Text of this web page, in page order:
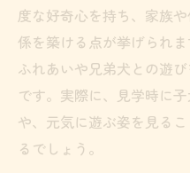
度な好奇心を持ち、家族
係を築ける点が挙げられ
ふれあいや兄弟犬との遊
です。実際に、見学時に
や、元気に遊ぶ姿を見る
るでしょう。